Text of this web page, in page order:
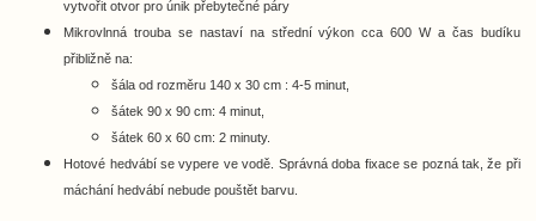
vytvořit otvor pro únik přebytečné páry
Mikrovlnná trouba se nastaví na střední výkon cca 600 W a čas budíku
přibližně na:
šála od rozměru 140 x 30 cm : 4-5 minut,
šátek 90 x 90 cm: 4 minut,
šátek 60 x 60 cm: 2 minuty.
Hotové hedvábí se vypere ve vodě. Správná doba fixace se pozná tak, že při
máchání hedvábí nebude pouštět barvu.